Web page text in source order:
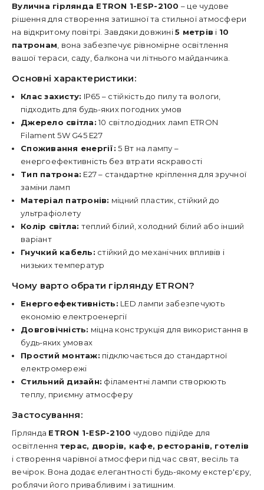
Вулична гірлянда ETRON 1-ESP-2100 – це чудове
рішення для створення затишної та стильної атмосфери
на відкритому повітрі. Завдяки довжині5 метрів і 10
патронам , вона забезпечує рівномірне освітлення
вашої тераси, саду, балкона чи літнього майданчика.
Основні характеристики:
Клас захисту: IP65 – стійкість до пилу та вологи,
підходить для будь-яких погодних умов
Джерело світла: 10 світлодіодних ламп ETRON
Filament 5W G45 E27
Споживання енергії: 5 Вт на лампу –
енергоефективність без втрати яскравості
Тип патрона: E27 – стандартне кріплення для зручної
заміни ламп
Матеріал патронів: міцний пластик, стійкий до
ультрафіолету
Колір світла: теплий білий, холодний білий або інший
варіант
Гнучкий кабель: стійкий до механічних впливів і
низьких температур
Чому варто обрати гірлянду ETRON?
Енергоефективність: LED лампи забезпечують
економію електроенергії
Довговічність: міцна конструкція для використання в
будь-яких умовах
Простий монтаж: підключається до стандартної
електромережі
Стильний дизайн: філаментні лампи створюють
теплу, приємну атмосферу
Застосування:
Гірлянда ETRON 1-ESP-2100 чудово підійде для
освітлення терас, дворів, кафе, ресторанів, готелів
і створення чарівної атмосфери під час свят, весіль та
вечірок. Вона додає елегантності будь-якому екстер'єру,
роблячи його привабливим і затишним.